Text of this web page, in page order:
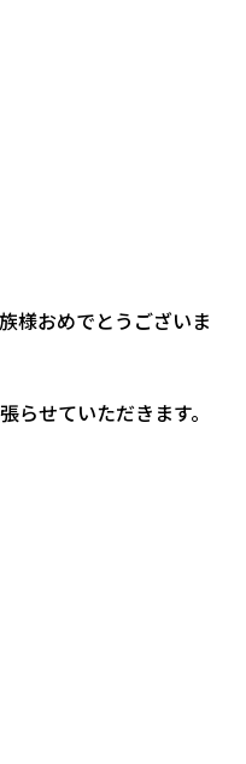
様おめでとうございま
らせていただきます。